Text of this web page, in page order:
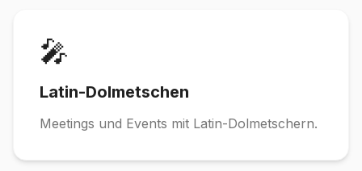
🎤
Latin-Dolmetschen
Meetings und Events mit Latin-Dolmetschern.